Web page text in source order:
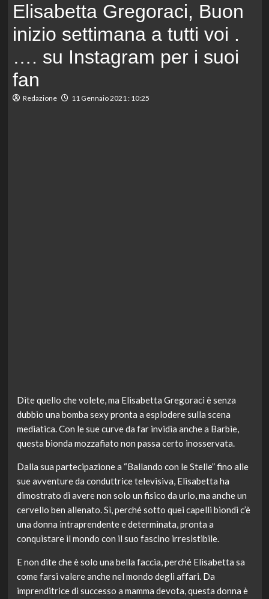
Elisabetta Gregoraci, Buon
inizio settimana a tutti voi .
…. su Instagram per i suoi
fan
Redazione 11 Gennaio 2021 : 10:25
Dite quello che volete, ma Elisabetta Gregoraci è senza
dubbio una bomba sexy pronta a esplodere sulla scena
mediatica. Con le sue curve da far invidia anche a Barbie,
questa bionda mozzafiato non passa certo inosservata.
Dalla sua partecipazione a “Ballando con le Stelle” fino alle
sue avventure da conduttrice televisiva, Elisabetta ha
dimostrato di avere non solo un fisico da urlo, ma anche un
cervello ben allenato. Sì, perché sotto quei capelli biondi c’è
una donna intraprendente e determinata, pronta a
conquistare il mondo con il suo fascino irresistibile.
E non dite che è solo una bella faccia, perché Elisabetta sa
come farsi valere anche nel mondo degli affari. Da
imprenditrice di successo a mamma devota, questa donna è